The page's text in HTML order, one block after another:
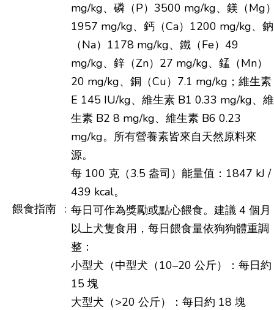
mg/kg、磷（P）3500 mg/kg、鎂（Mg
1957 mg/kg、鈣（Ca）1200 mg/kg、鈉
（Na）1178 mg/kg、鐵（Fe）49
mg/kg、鋅（Zn）27 mg/kg、錳（Mn）
20 mg/kg、銅（Cu）7.1 mg/kg；維生素
E 145 IU/kg、維生素 B1 0.33 mg/kg、維
生素 B2 8 mg/kg、維生素 B6 0.23
mg/kg。所有營養素皆來自天然原料來
源。
每 100 克（3.5 盎司）能量值：1847 kJ /
439 kcal。
餵食指南 : 每日可作為獎勵或點心餵食。建議 4 個月
以上犬隻食用，每日餵食量依狗狗體重調
整：
小型犬（中型犬（10–20 公斤）：每日約
15 塊
大型犬（>20 公斤）：每日約 18 塊